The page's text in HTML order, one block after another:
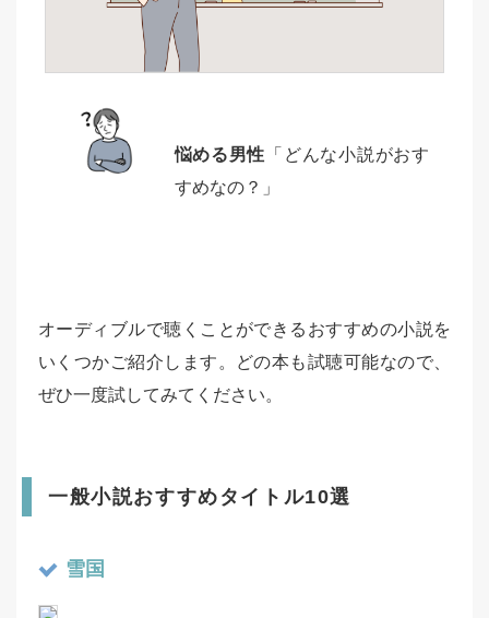
悩める男性 「どんな小説がおす
すめなの？」
オーディブルで聴くことができるおすすめの小説を
いくつかご紹介します。どの本も試聴可能なので、
ぜひ一度試してみてください。
一般小説おすすめタイトル10選
雪国